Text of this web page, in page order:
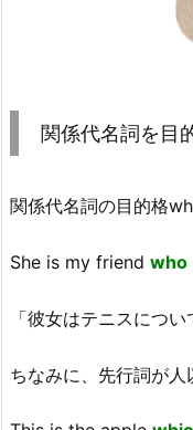
関係代名詞を目
関係代名詞の目的格
She is my friend who
「彼女はテニスにつ
ちなみに、先行詞が人